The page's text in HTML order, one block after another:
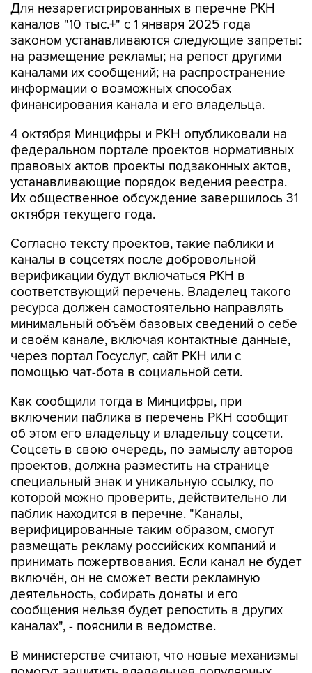
законом устанавливаются следующие запреты:
на размещение рекламы; на репост другими
каналами их сообщений; на распространение
информации о возможных способах
финансирования канала и его владельца.
4 октября Минцифры и РКН опубликовали на
правовых актов проекты подзаконных актов,
устанавливающие порядок ведения реестра.
Их общественное обсуждение завершилось 31
октября текущего года.
Согласно тексту проектов, такие паблики и
верификации будут включаться РКН в
соответствующий перечень. Владелец такого
ресурса должен самостоятельно направлять
минимальный объём базовых сведений о себе
и своём канале, включая контактные данные,
через портал Госуслуг, сайт РКН или с
помощью чат-бота в социальной сети.
Как сообщили тогда в Минцифры, при
об этом его владельцу и владельцу соцсети.
Соцсеть в свою очередь, по замыслу авторов
проектов, должна разместить на странице
специальный знак и уникальную ссылку, по
которой можно проверить, действительно ли
паблик находится в перечне. "Каналы,
верифицированные таким образом, смогут
размещать рекламу российских компаний и
принимать пожертвования. Если канал не будет
включён, он не сможет вести рекламную
деятельность, собирать донаты и его
сообщения нельзя будет репостить в других
каналах", - пояснили в ведомстве.
В министерстве считают, что новые механизмы
пабликов и каналов от аккаунтов-двойников,